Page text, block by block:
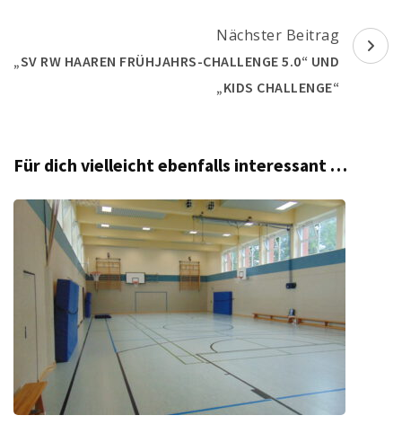
Nächster Beitrag
„SV RW HAAREN FRÜHJAHRS-CHALLENGE 5.0“ UND
„KIDS CHALLENGE“
Für dich vielleicht ebenfalls interessant …